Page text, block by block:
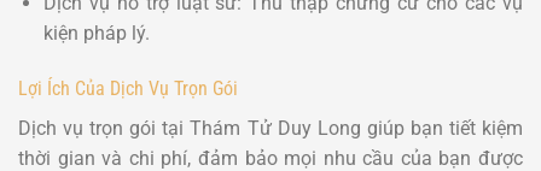
kiện pháp lý.
Lợi Ích Của Dịch Vụ Trọn Gói
Dịch vụ trọn gói tại Thám Tử Duy Long giúp bạn tiết kiệm
thời gian và chi phí, đảm bảo mọi nhu cầu của bạn được